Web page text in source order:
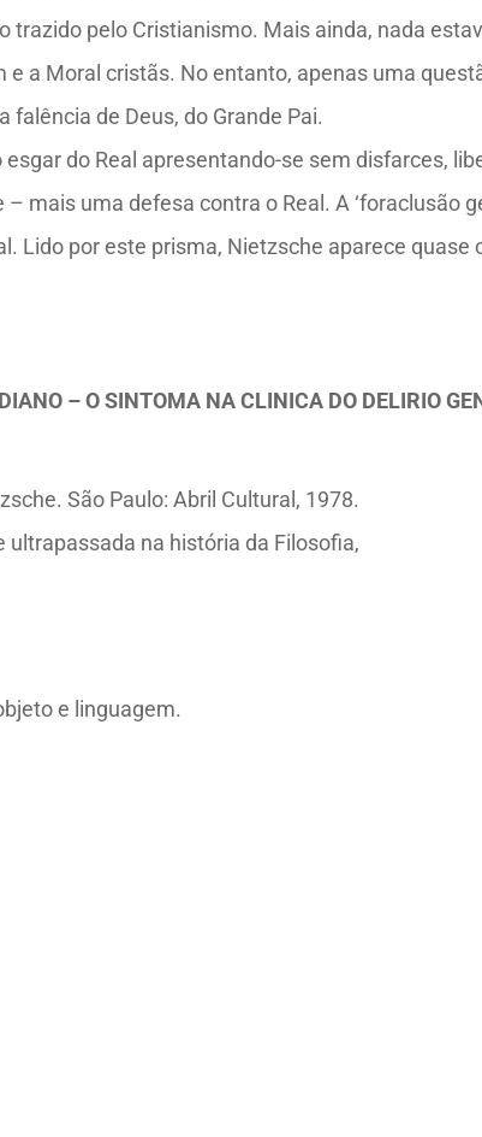
pelo Cristianismo. Mais ainda, nada
a Moral cristãs. No entanto, apenas uma
de Deus, do Grande Pai.
do Real apresentando-se sem disfarces,
uma defesa contra o Real. A ‘foraclusão
Lido por este prisma, Nietzsche aparece quase
– O SINTOMA NA CLINICA DO DELIRIO
São Paulo: Abril Cultural, 1978.
ultrapassada na história da Filosofia,
e linguagem.